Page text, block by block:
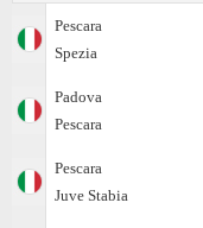
Pescara
Spezia
Padova
Pescara
Pescara
Juve Stabia